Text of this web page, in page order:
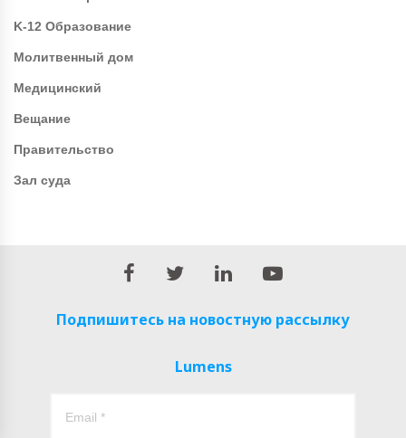
K-12 Образование
Молитвенный дом
Медицинский
Вещание
Правительство
Зал суда
Подпишитесь на новостную рассылку
Lumens